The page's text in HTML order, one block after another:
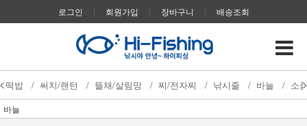
로그인 | 회원가입 | 장바구니 | 배송조회
떡밥 / 써치/랜턴 / 뜰채/살림망 / 찌/전자찌 / 낚시줄 / 바늘 / 소
바늘